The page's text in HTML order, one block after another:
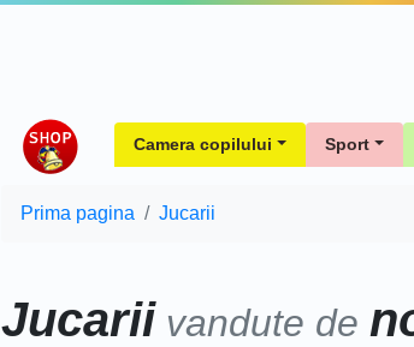
Camera copilului Sport
Prima pagina Jucarii
Jucarii vandute de